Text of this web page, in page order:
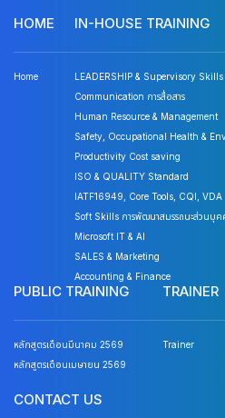
HOME
Home
IN-HOUSE TRAINING
LEADERSHIP & Supervisory Skills
Communication การสื่อสาร
Human Resource & Management
Safety, Occupational Health &
Productivity Cost saving
ISO & QUALITY Standard
IATF16949, Core Tools, CQI, VDA
Soft Skills การพัฒนาสมรรถนะส่วนบุค
Microsoft IT & AI
SALES & Marketing
Accounting & Finance
PUBLIC TRAINING
หลักสูตรเดือนมีนาคม 2569
หลักสูตรเดือนเมษายน 2569
TRAINER
Trainer
CONTACT US